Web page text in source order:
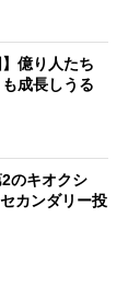
】億り人たち
成長しうる
2のキオクシ
カンダリー投